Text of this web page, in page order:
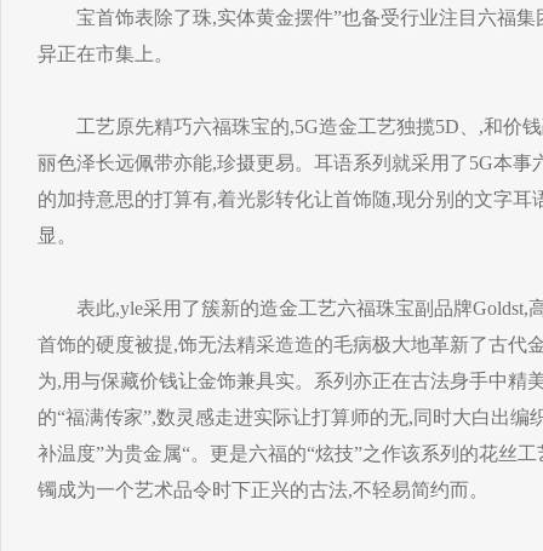
宝首饰表除了珠,实体黄金摆件”也备受行业注目六福集
异正在市集上。
工艺原先精巧六福珠宝的,5G造金工艺独揽5D、,和价钱
丽色泽长远佩带亦能,珍摄更易。耳语系列就采用了5G本
的加持意思的打算有,着光影转化让首饰随,现分别的文字耳
显。
表此,yle采用了簇新的造金工艺六福珠宝副品牌Goldst,
首饰的硬度被提,饰无法精采造造的毛病极大地革新了古代
为,用与保藏价钱让金饰兼具实。系列亦正在古法身手中精
的“福满传家”,数灵感走进实际让打算师的无,同时大白出编
补温度”为贵金属“。更是六福的“炫技”之作该系列的花丝
镯成为一个艺术品令时下正兴的古法,不轻易简约而。